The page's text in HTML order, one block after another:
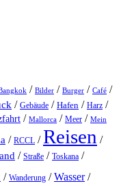
/ Bilder / Burger / Café /
/ Gebäude / Hafen / Harz /
/ Mallorca / Meer / Mein
/ RCCL /Reisen /
/ Straße / Toskana /
/ Wanderung /Wasser/